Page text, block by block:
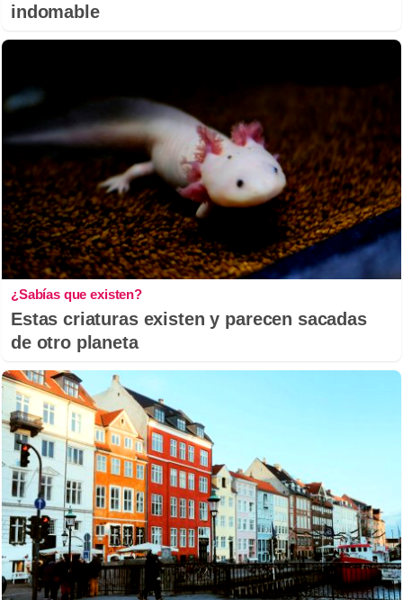
indomable
¿Sabías que existen?
Estas criaturas existen y parecen sacadas
de otro planeta